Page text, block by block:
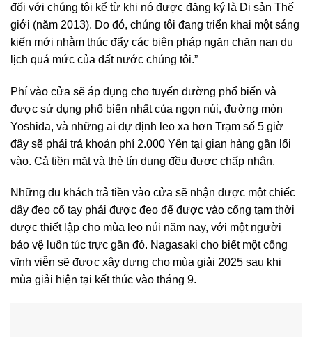
đối với chúng tôi kể từ khi nó được đăng ký là Di sản Thế
giới (năm 2013). Do đó, chúng tôi đang triển khai một sáng
kiến ​​mới nhằm thúc đẩy các biện pháp ngăn chặn nạn du
lịch quá mức của đất nước chúng tôi.”
Phí vào cửa sẽ áp dụng cho tuyến đường phổ biến và
được sử dụng phổ biến nhất của ngọn núi, đường mòn
Yoshida, và những ai dự định leo xa hơn Trạm số 5 giờ
đây sẽ phải trả khoản phí 2.000 Yên tại gian hàng gần lối
vào. Cả tiền mặt và thẻ tín dụng đều được chấp nhận.
Những du khách trả tiền vào cửa sẽ nhận được một chiếc
dây đeo cổ tay phải được đeo để được vào cổng tạm thời
được thiết lập cho mùa leo núi năm nay, với một người
bảo vệ luôn túc trực gần đó. Nagasaki cho biết một cổng
vĩnh viễn sẽ được xây dựng cho mùa giải 2025 sau khi
mùa giải hiện tại kết thúc vào tháng 9.